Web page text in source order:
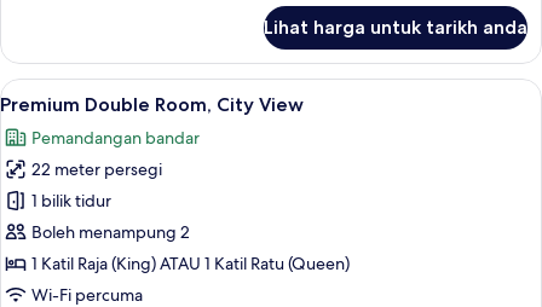
Double
or
Twin
Lihat harga untuk tarikh anda
Lihat
semua
foto
untuk
Premium
Double
Room,
City
Premium Double Room, City View |
5
Premium Double Room, City View
Pemandangan bandar
22 meter persegi
1 bilik tidur
Boleh menampung 2
1 Katil Raja (King) ATAU 1 Katil Ratu (Queen)
Wi-Fi percuma